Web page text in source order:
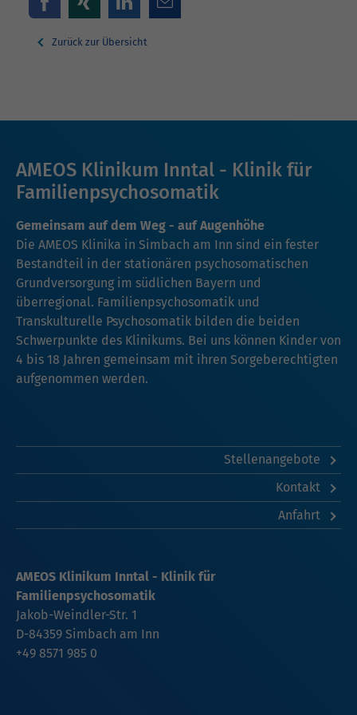
Zurück zur Übersicht
AMEOS Klinikum Inntal - Klinik für
Familienpsychosomatik
Gemeinsam auf dem Weg - auf Augenhöhe
Die AMEOS Klinika in Simbach am Inn sind ein fester
Bestandteil in der stationären psychosomatischen
Grundversorgung im südlichen Bayern und
überregional. Familienpsychosomatik und
Transkulturelle Psychosomatik bilden die beiden
Schwerpunkte des Klinikums. Bei uns können Kinder von
4 bis 18 Jahren gemeinsam mit ihren Sorgeberechtigten
aufgenommen werden.
Stellenangebote
Kontakt
Anfahrt
AMEOS Klinikum Inntal - Klinik für
Familienpsychosomatik
Jakob-Weindler-Str. 1
D-84359 Simbach am Inn
+49 8571 985 0